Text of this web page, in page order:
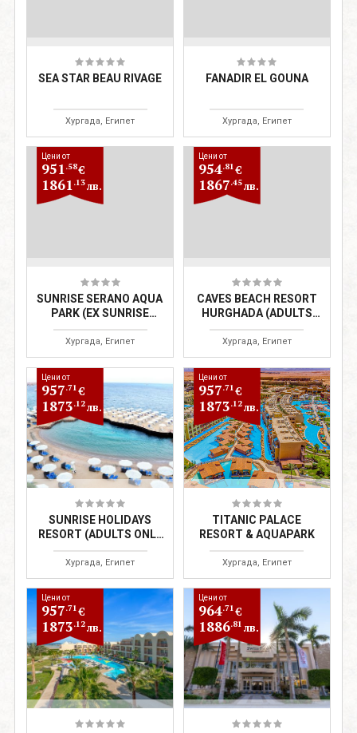
SEA STAR BEAU RIVAGE
Хургада, Египет
FANADIR EL GOUNA
Хургада, Египет
Цени от
951.58€
1861.13лв.
SUNRISE SERANO AQUA
PARK (EX SUNRISE
RIVIERA AQUA PARK)
Хургада, Египет
Цени от
954.81€
1867.45лв.
CAVES BEACH RESORT
HURGHADA (ADULTS
ONLY 16+)
Хургада, Египет
Цени от
957.71 €
1873.12лв.
SUNRISE HOLIDAYS
RESORT (ADULTS ONLY
+16)
Хургада, Египет
Цени от
957.71 €
1873.12лв.
TITANIC PALACE
RESORT & AQUAPARK
Хургада, Египет
Цени от
957.71 €
1873.12лв.
Цени от
964.71€
1886.81 лв.